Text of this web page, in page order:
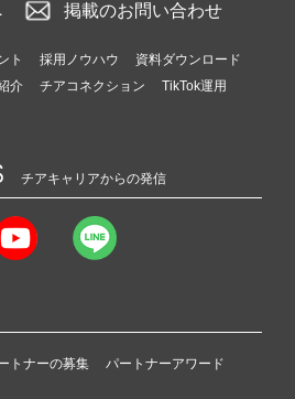
掲載のお問い合わせ
ト 採用ノウハウ
資料ダウンロード
介 チアコネクション
TikTok運用
チアキャリアからの発信
トナーの募集 パートナーアワード